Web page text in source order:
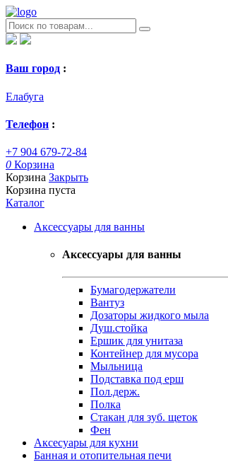
Ваш город :
Елабуга
Телефон :
+7 904 679-72-84
0 Корзина
Корзина Закрыть
Корзина пуста
Каталог
Аксессуары для ванны
Аксессуары для ванны
Бумагодержатели
Вантуз
Дозаторы жидкого мыла
Душ.стойка
Ершик для унитаза
Контейнер для мусора
Мыльница
Подставка под ерш
Пол.держ.
Полка
Стакан для зуб. щеток
Фен
Аксесуары для кухни
Банная и отопительная печи